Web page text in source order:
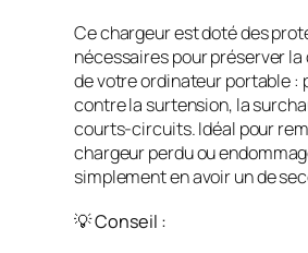
Ce chargeur est doté des
nécessaires pour préserver la
de votre ordinateur portable :
contre la surtension, la
courts-circuits. Idéal pour
chargeur perdu ou
simplement en avoir un de
💡 Conseil :